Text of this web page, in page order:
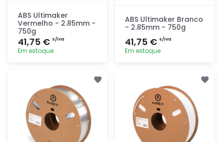
ABS Ultimaker
Vermelho - 2.85mm -
750g
41,75 € s/iva
Em estoque
ABS Ultimaker Branco
- 2.85mm - 750g
41,75 € s/iva
Em estoque